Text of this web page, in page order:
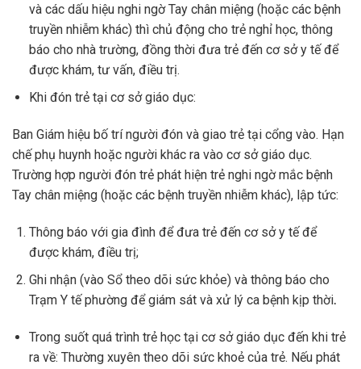
và các dấu hiệu nghi ngờ Tay chân miệng (hoặc các bệnh
truyền nhiễm khác) thì chủ động cho trẻ nghỉ học, thông
báo cho nhà trường, đồng thời đưa trẻ đến cơ sở y tế để
được khám, tư vấn, điều trị.
Khi đón trẻ tại cơ sở giáo dục:
Ban Giám hiệu bố trí người đón và giao trẻ tại cổng vào. Hạn
chế phụ huynh hoặc người khác ra vào cơ sở giáo dục.
Trường hợp người đón trẻ phát hiện trẻ nghi ngờ mắc bệnh
Tay chân miệng (hoặc các bệnh truyền nhiễm khác), lập tức:
Thông báo với gia đình để đưa trẻ đến cơ sở y tế để
được khám, điều trị;
Ghi nhận (vào Sổ theo dõi sức khỏe) và thông báo cho
Trạm Y tế phường để giám sát và xử lý ca bệnh kịp thời.
Trong suốt quá trình trẻ học tại cơ sở giáo dục đến khi trẻ
ra về: Thường xuyên theo dõi sức khoẻ của trẻ. Nếu phát